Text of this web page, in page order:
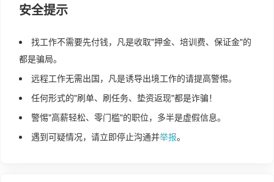
安全提示
找工作不需要先付钱，凡是收取"押金、培训费、保证金"的
都是骗局。
远程工作无需出国，凡是诱导出境工作的请提高警惕。
任何形式的"刷单、刷任务、垫资返现"都是诈骗！
警惕"高薪轻松、零门槛"的职位，多半是虚假信息。
遇到可疑情况，请立即停止沟通并举报。